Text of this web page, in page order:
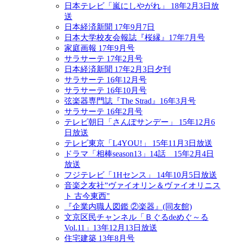
日本テレビ「嵐にしやがれ」 18年2月3日放
送
日本経済新聞 17年9月7日
日本大学校友会報誌『桜縁』17年7月号
家庭画報 17年9月号
サラサーテ 17年2月号
日本経済新聞 17年2月3日夕刊
サラサーテ 16年12月号
サラサーテ 16年10月号
弦楽器専門誌『The Strad』16年3月号
サラサーテ 16年2月号
テレビ朝日「さんぽサンデー」 15年12月6
日放送
テレビ東京「L4YOU!」 15年11月3日放送
ドラマ「相棒season13」14話 15年2月4日
放送
フジテレビ「1Hセンス」 14年10月5日放送
音楽之友社”ヴァイオリン＆ヴァイオリニス
ト 古今東西"
『企業内職人図鑑 ②楽器』(同友館)
文京区民チャンネル「Ｂぐるdeめぐ～る
Vol.11」13年12月13日放送
住宅建築 13年8月号